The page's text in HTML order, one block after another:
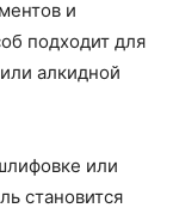
и
подходит для
алкидной
или
становится